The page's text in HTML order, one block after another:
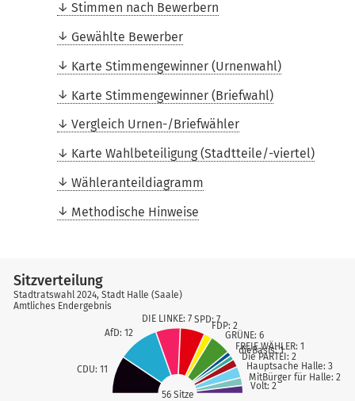
Stimmen nach Bewerbern
Gewählte Bewerber
Karte Stimmengewinner (Urnenwahl)
Karte Stimmengewinner (Briefwahl)
Vergleich Urnen-/Briefwähler
Karte Wahlbeteiligung (Stadtteile/-viertel)
Wähleranteildiagramm
Methodische Hinweise
56 Sitze
CDU: 11
AfD: 12
DIE LINKE: 7 SPD: 7
FDP: 2
GRÜNE: 6
FREIE WÄHLER: 1
dieBasis: 1
Die PARTEI: 2
Hauptsache Halle: 3
MitBürger für Halle: 2
Volt: 2
Sitzverteilung
Stadtratswahl 2024, Stadt Halle (Saale)
Amtliches Endergebnis